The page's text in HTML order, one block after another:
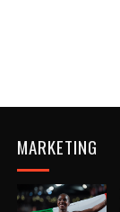
MARKETING